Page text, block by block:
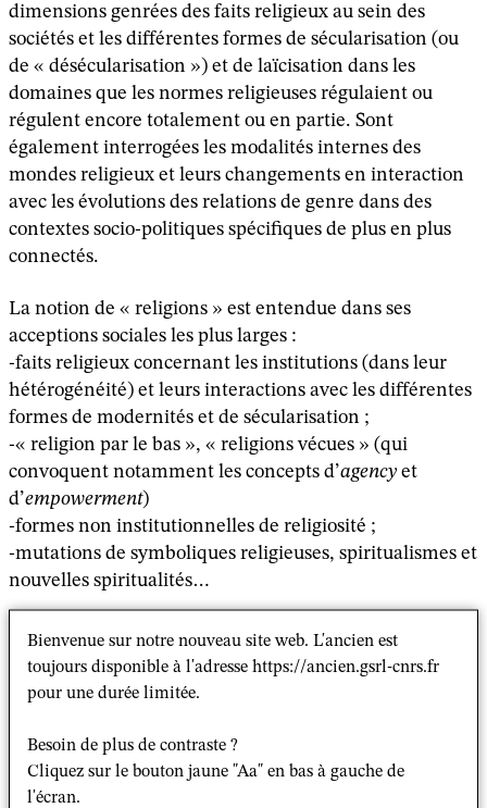
dimensions genrées des faits religieux au sein des
sociétés et les différentes formes de sécularisation (ou
de « désécularisation ») et de laïcisation dans les
domaines que les normes religieuses régulaient ou
régulent encore totalement ou en partie. Sont
également interrogées les modalités internes des
mondes religieux et leurs changements en interaction
avec les évolutions des relations de genre dans des
contextes socio-politiques spécifiques de plus en plus
connectés.
La notion de « religions » est entendue dans ses
acceptions sociales les plus larges :
-faits religieux concernant les institutions (dans leur
hétérogénéité) et leurs interactions avec les différentes
formes de modernités et de sécularisation ;
-« religion par le bas », « religions vécues » (qui
convoquent notamment les concepts d’agency et
d’empowerment)
-formes non institutionnelles de religiosité ;
-mutations de symboliques religieuses, spiritualismes et
nouvelles spiritualités…
Sur chacun de ces terrains, les questionnements
ouverts dans cet axe porteront sur les changements
sociétaux et religieux liés au genre (passés ou présents) :
ou la remise en cause des libertés sexuelles, les espaces
de mixité sexuée.....
Ils porteront également sur les mobilisations et débats
Bienvenue sur notre nouveau site web. L'ancien est
toujours disponible à l'adresse https://ancien.gsrl-cnrs.fr
pour une durée limitée.
Besoin de plus de contraste ?
Cliquez sur le bouton jaune "Aa" en bas à gauche de
l'écran.